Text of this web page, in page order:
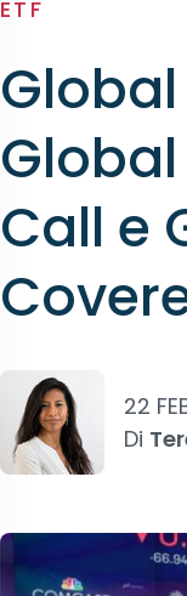
ETF
Global
Global
Call e
22
Di